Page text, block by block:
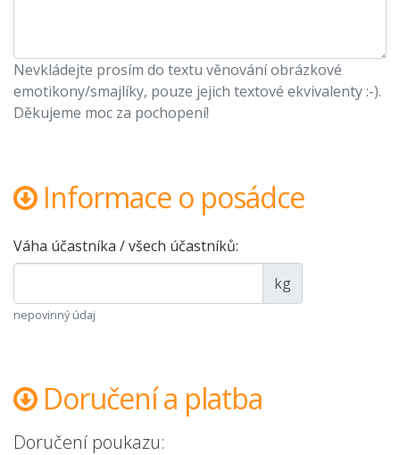
Nevkládejte prosím do textu věnování obrázkové
emotikony/smajlíky, pouze jejich textové ekvivalenty :-).
Děkujeme moc za pochopení!
Informace o posádce
Váha účastníka / všech účastníků:
kg
nepovinný údaj
Doručení a platba
Doručení poukazu: